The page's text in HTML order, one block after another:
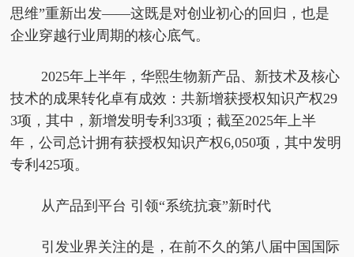
思维”重新出发——这既是对创业初心的回归，也是
企业穿越行业周期的核心底气。
2025年上半年，华熙生物新产品、新技术及核心
技术的成果转化卓有成效：共新增获授权知识产权29
3项，其中，新增发明专利33项；截至2025年上半
年，公司总计拥有获授权知识产权6,050项，其中发明
专利425项。
从产品到平台 引领“系统抗衰”新时代
引发业界关注的是，在前不久的第八届中国国际